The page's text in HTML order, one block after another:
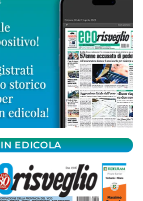
IN EDICOLA